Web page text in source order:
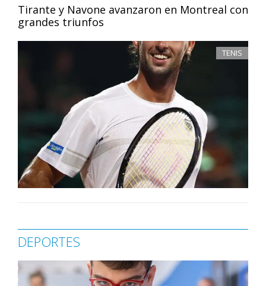
Tirante y Navone avanzaron en Montreal con
grandes triunfos
TENIS
DEPORTES